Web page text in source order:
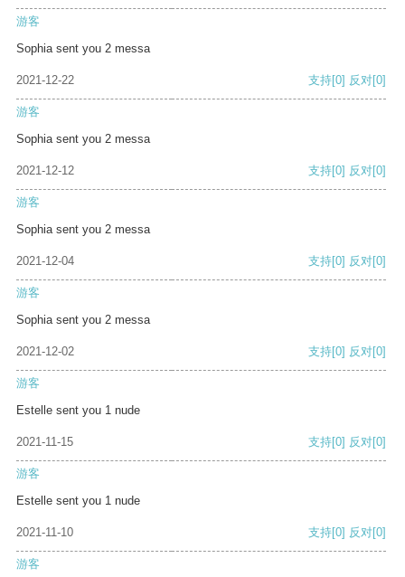
游客
Sophia sent you 2 messa
2021-12-22 支持[0] 反对[0]
游客
Sophia sent you 2 messa
2021-12-12 支持[0] 反对[0]
游客
Sophia sent you 2 messa
2021-12-04 支持[0] 反对[0]
游客
Sophia sent you 2 messa
2021-12-02 支持[0] 反对[0]
游客
Estelle sent you 1 nude
2021-11-15 支持[0] 反对[0]
游客
Estelle sent you 1 nude
2021-11-10 支持[0] 反对[0]
游客